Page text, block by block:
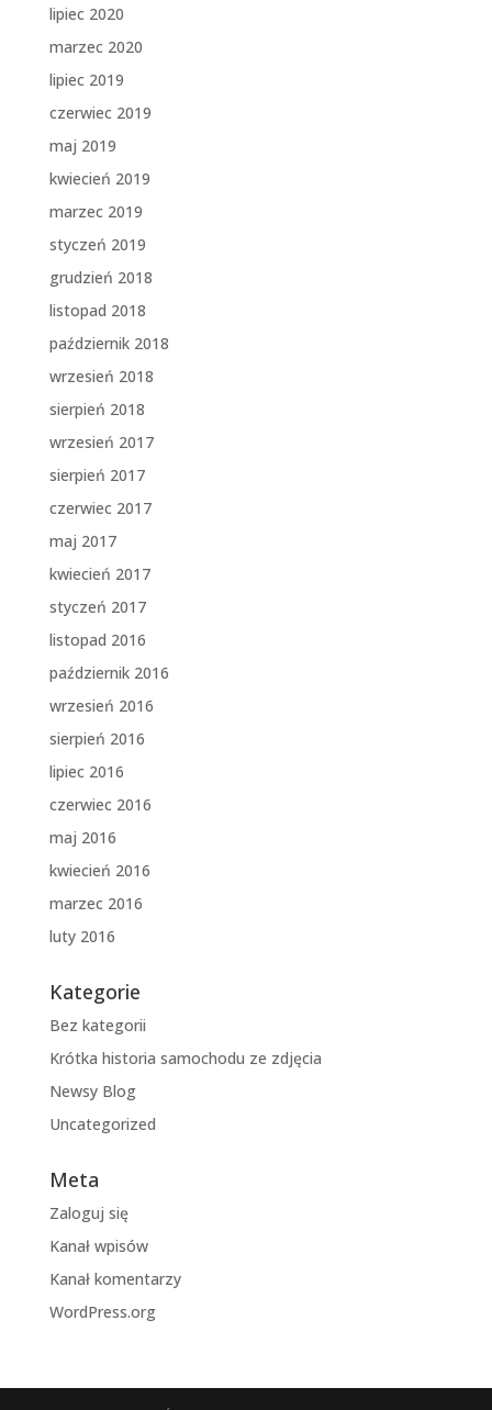
lipiec 2020
marzec 2020
lipiec 2019
czerwiec 2019
maj 2019
kwiecień 2019
marzec 2019
styczeń 2019
grudzień 2018
listopad 2018
październik 2018
wrzesień 2018
sierpień 2018
wrzesień 2017
sierpień 2017
czerwiec 2017
maj 2017
kwiecień 2017
styczeń 2017
listopad 2016
październik 2016
wrzesień 2016
sierpień 2016
lipiec 2016
czerwiec 2016
maj 2016
kwiecień 2016
marzec 2016
luty 2016
Kategorie
Bez kategorii
Krótka historia samochodu ze zdjęcia
Newsy Blog
Uncategorized
Meta
Zaloguj się
Kanał wpisów
Kanał komentarzy
WordPress.org